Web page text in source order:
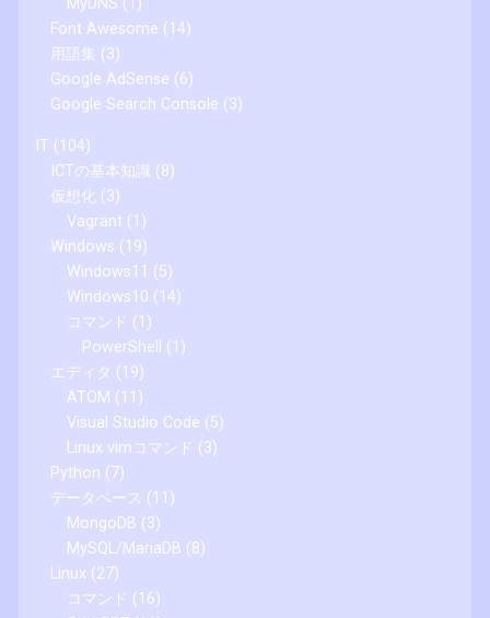
MyDNS
Font Awesome (14)
用語集 (3)
Google AdSense (6)
Google Search Console (3)
IT (104)
ICTの基本知識 (8)
仮想化 (3)
Vagrant (1)
Windows (19)
Windows11 (5)
Windows10 (14)
コマンド (1)
PowerShell
(1)
エディタ (19)
ATOM (11)
Visual Studio Code (5)
Linux vimコマンド (3)
Python (7)
データベース (11)
MongoDB (3)
MySQL/MariaDB (8)
Linux (27)
コマンド (16)